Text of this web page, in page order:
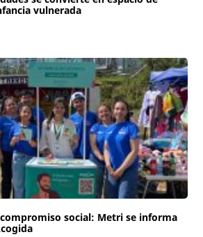
vulnerada
social: Metri se informa